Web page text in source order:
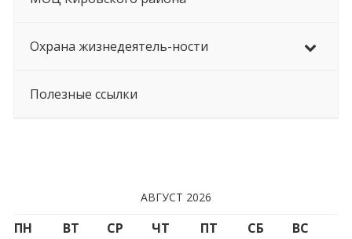
Охрана жизнедеятель-ности
Полезные ссылки
АВГУСТ 2026
ПН ВТ СР ЧТ ПТ СБ
ВС